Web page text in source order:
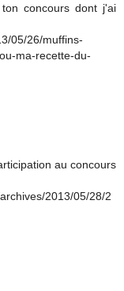
concours dont j'ai
05/26/muffins-
ma-recette-du-
au concours
2013/05/28/2